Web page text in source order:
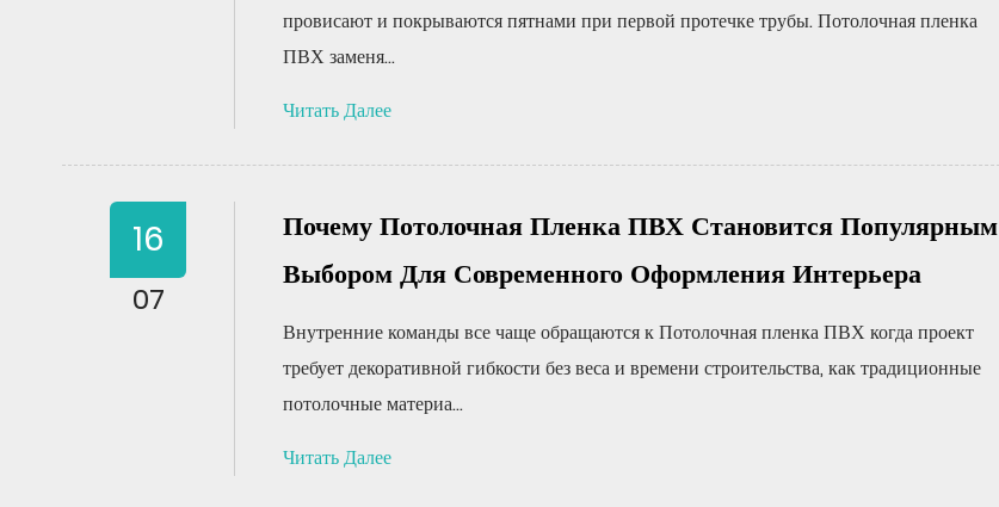
провисают и покрываются пятнами при первой протечке трубы. Потолочная пленка
ПВХ заменя...
Читать Далее
16
07
Почему Потолочная Пленка ПВХ Становится Популярным
Выбором Для Современного Оформления Интерьера
Внутренние команды все чаще обращаются к Потолочная пленка ПВХ когда проект
требует декоративной гибкости без веса и времени строительства, как традиционные
потолочные материа...
Читать Далее